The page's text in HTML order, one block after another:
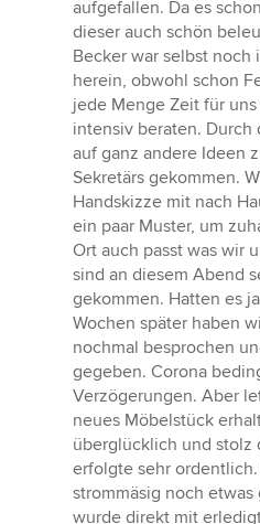
aufgefallen. Da es
dieser auch schön
Becker war selbst noch
herein, obwohl schon
jede Menge Zeit für
intensiv beraten. Durch
auf ganz andere Ideen
Sekretärs gekommen.
Handskizze mit nach
ein paar Muster, um
Ort auch passt was wir
sind an diesem Abend
gekommen. Hatten es
Wochen später haben
nochmal besprochen
gegeben. Corona
Verzögerungen. Aber
neues Möbelstück
überglücklich und stolz
erfolgte sehr
strommäsig noch
wurde direkt mit